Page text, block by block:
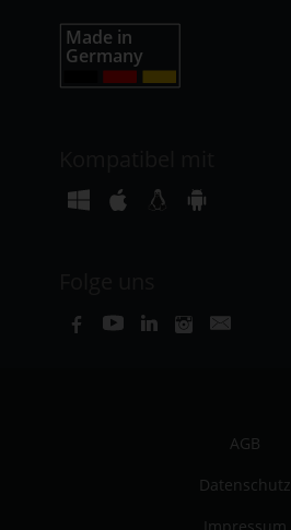
AGB
Datenschutz